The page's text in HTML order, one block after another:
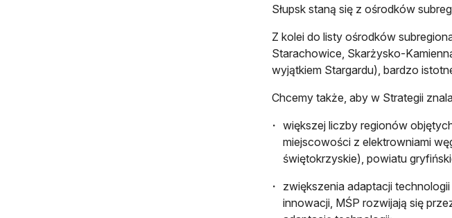
Słupsk staną się z ośrodków
Z kolei do listy ośrodków
Starachowice, Skarżysko-
wyjątkiem Stargardu), bardzo
Chcemy także, aby w Strategii
większej liczby regionów
miejscowości z elektrowniami
świętokrzyskie), powiatu
zwiększenia adaptacji
innowacji, MŚP rozwijają się